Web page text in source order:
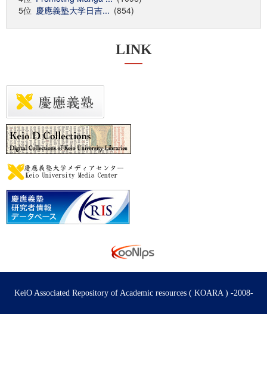
5位 慶應義塾大学日吉... (854)
LINK
KeiO Associated Repository of Academic resources ( KOARA ) -2008-